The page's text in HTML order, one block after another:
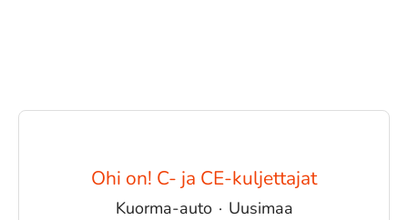
Ohi on! C- ja CE-kuljettajat
Kuorma-auto · Uusimaa